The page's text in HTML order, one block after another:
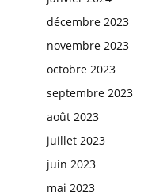
décembre 2023
novembre 2023
octobre 2023
septembre 2023
août 2023
juillet 2023
juin 2023
mai 2023